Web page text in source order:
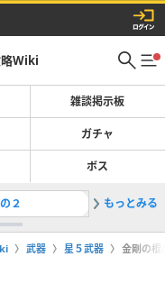
略Wiki
雑談掲示板
ガチャ
ボス
２ 2獲得経
もっとみる
武器 星５武器 金剛の棍